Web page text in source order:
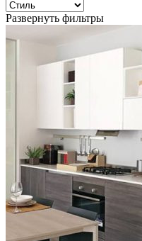
Развернуть фильтры